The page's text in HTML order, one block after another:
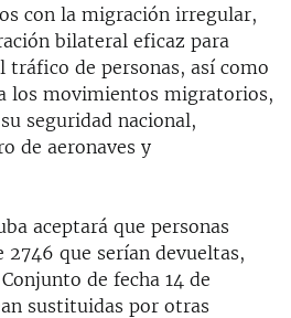
con la migración irregular,
bilateral eficaz para
tráfico de personas, así como
los movimientos migratorios,
seguridad nacional,
de aeronaves y
aceptará que personas
que serían devueltas,
de fecha 14 de
sustituidas por otras